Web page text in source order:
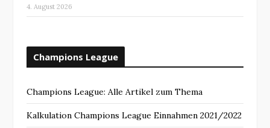
4. August 2026
Champions League
Champions League: Alle Artikel zum Thema
Kalkulation Champions League Einnahmen 2021/2022